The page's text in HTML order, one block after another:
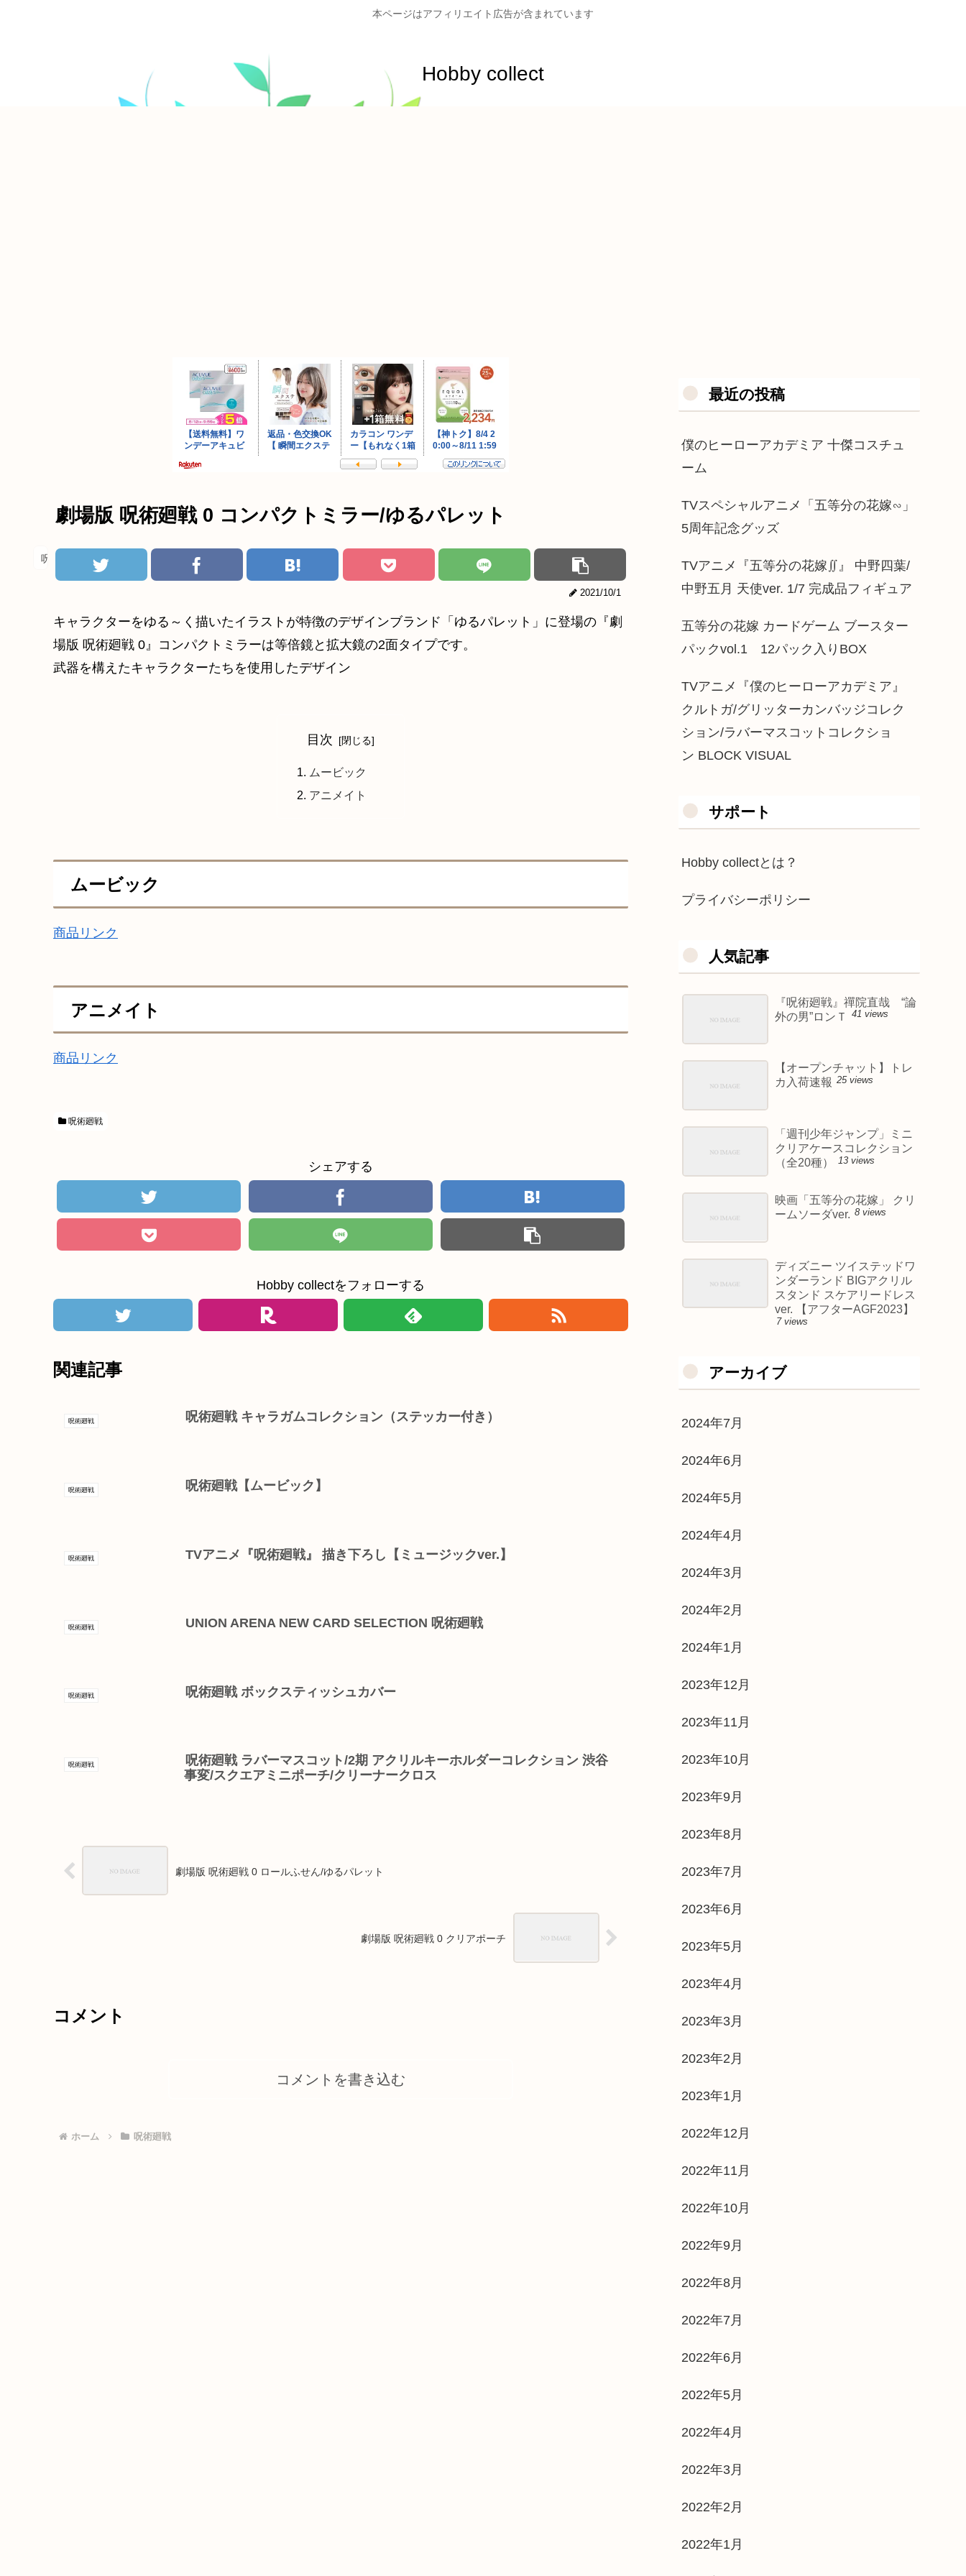
本ページはアフィリエイト広告が含まれています
Hobby collect
劇場版 呪術廻戦 0 コンパクトミラー/ゆるパレット
呪術廻戦
2021/10/1
キャラクターをゆる～く描いたイラストが特徴のデザインブランド「ゆるパレット」に登場の『劇
場版 呪術廻戦 0』コンパクトミラーは等倍鏡と拡大鏡の2面タイプです。
武器を構えたキャラクターたちを使用したデザイン
目次
ムービック
アニメイト
ムービック
商品リンク
アニメイト
商品リンク
呪術廻戦
シェアする
Hobby collectをフォローする
関連記事
呪術廻戦 呪術廻戦 キャラガムコレクション（ステッカー付き）
呪術廻戦 呪術廻戦【ムービック】
呪術廻戦 TVアニメ『呪術廻戦』 描き下ろし【ミュージックver.】
呪術廻戦 UNION ARENA NEW CARD SELECTION 呪術廻戦
呪術廻戦 呪術廻戦 ボックスティッシュカバー
呪術廻戦
呪術廻戦 ラバーマスコット/2期 アクリルキーホルダーコレクション 渋谷
事変/スクエアミニポーチ/クリーナークロス
劇場版 呪術廻戦 0 ロールふせん/ゆるパレット
劇場版 呪術廻戦 0 クリアポーチ
コメント
コメントを書き込む
ホーム 呪術廻戦
最近の投稿
僕のヒーローアカデミア 十傑コスチュ
ーム
TVスペシャルアニメ「五等分の花嫁∽」
5周年記念グッズ
TVアニメ『五等分の花嫁∬』 中野四葉/
中野五月 天使ver. 1/7 完成品フィギュア
五等分の花嫁 カードゲーム ブースター
パックvol.1 12パック入りBOX
TVアニメ『僕のヒーローアカデミア』
クルトガ/グリッターカンバッジコレク
ション/ラバーマスコットコレクショ
ン BLOCK VISUAL
サポート
Hobby collectとは？
プライバシーポリシー
人気記事
『呪術廻戦』禪院直哉 “論
外の男”ロンＴ
41 views
【オープンチャット】トレ
カ入荷速報 25 views
「週刊少年ジャンプ」ミニ
クリアケースコレクション
（全20種）
13 views
映画「五等分の花嫁」 クリ
ームソーダver. 8 views
ディズニー ツイステッドワ
ンダーランド BIGアクリル
スタンド スケアリードレス
ver. 【アフターAGF2023】
7 views
アーカイブ
2024年7月
2024年6月
2024年5月
2024年4月
2024年3月
2024年2月
2024年1月
2023年12月
2023年11月
2023年10月
2023年9月
2023年8月
2023年7月
2023年6月
2023年5月
2023年4月
2023年3月
2023年2月
2023年1月
2022年12月
2022年11月
2022年10月
2022年9月
2022年8月
2022年7月
2022年6月
2022年5月
2022年4月
2022年3月
2022年2月
2022年1月